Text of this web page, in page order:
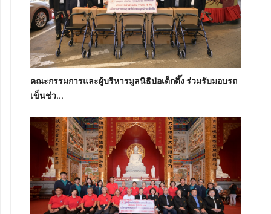
คณะกรรมการและผู้บริหารมูลนิธิป่อเต็กตึ๊ง ร่วมรับมอบรถ
เข็นช่ว...